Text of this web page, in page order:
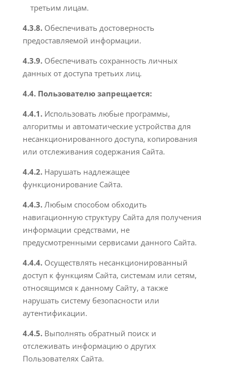
третьим лицам.
4.3.8. Обеспечивать достоверность
предоставляемой информации.
4.3.9. Обеспечивать сохранность личных
данных от доступа третьих лиц.
4.4. Пользователю запрещается:
4.4.1. Использовать любые программы,
алгоритмы и автоматические устройства для
несанкционированного доступа, копирования
или отслеживания содержания Сайта.
4.4.2. Нарушать надлежащее
функционирование Сайта.
4.4.3. Любым способом обходить
навигационную структуру Сайта для получения
информации средствами, не
предусмотренными сервисами данного Сайта.
4.4.4. Осуществлять несанкционированный
доступ к функциям Сайта, системам или сетям,
относящимся к данному Сайту, а также
нарушать систему безопасности или
аутентификации.
4.4.5. Выполнять обратный поиск и
отслеживать информацию о других
Пользователях Сайта.